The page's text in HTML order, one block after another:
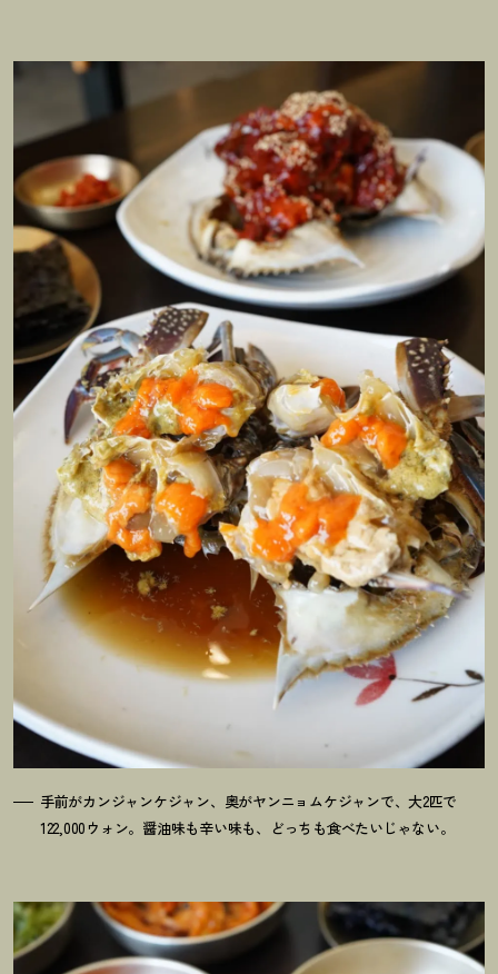
手前がカンジャンケジャン、奥がヤンニョムケジャンで、大2匹で
122,000ウォン。醤油味も辛い味も、どっちも食べたいじゃない。